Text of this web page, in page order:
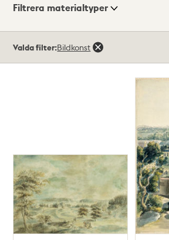
Visningsläge
Filtrera materialtyper
träffar
Valda filter:Bildkonst